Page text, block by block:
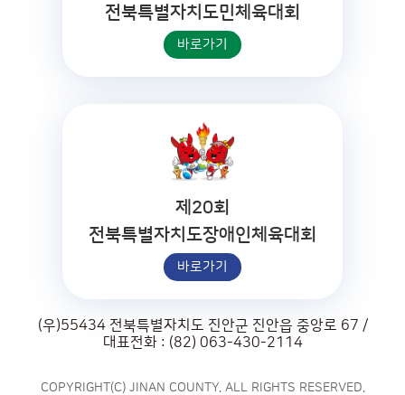
전북특별자치도민체육대회
바로가기
제20회
전북특별자치도장애인체육대회
바로가기
(우)55434 전북특별자치도 진안군 진안읍 중앙로 67 /
대표전화 : (82) 063-430-2114
COPYRIGHT(C) JINAN COUNTY. ALL RIGHTS RESERVED.